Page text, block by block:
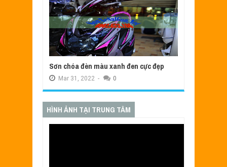
Sơn chóa đèn màu xanh đen cực đẹp
Mar 31, 2022 - 0
HÌNH ẢNH TẠI TRUNG TÂM